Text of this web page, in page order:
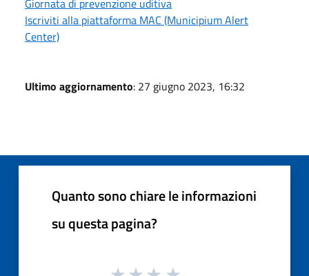
Iscriviti alla piattaforma MAC (Municipium Alert
Center)
Ultimo aggiornamento: 27 giugno 2023, 16:32
Quanto sono chiare le informazioni
su questa pagina?